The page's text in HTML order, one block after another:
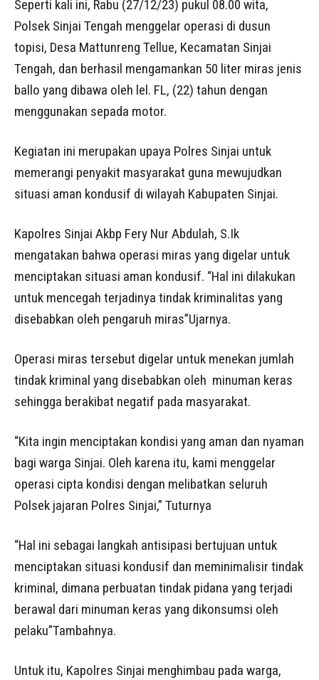
Seperti kali ini, Rabu (27/12/23) pukul 08.00 wita,
Polsek Sinjai Tengah menggelar operasi di dusun
topisi, Desa Mattunreng Tellue, Kecamatan Sinjai
Tengah, dan berhasil mengamankan 50 liter miras jenis
ballo yang dibawa oleh lel. FL, (22) tahun dengan
menggunakan sepada motor.
Kegiatan ini merupakan upaya Polres Sinjai untuk
memerangi penyakit masyarakat guna mewujudkan
situasi aman kondusif di wilayah Kabupaten Sinjai.
Kapolres Sinjai Akbp Fery Nur Abdulah, S.Ik
mengatakan bahwa operasi miras yang digelar untuk
menciptakan situasi aman kondusif. “Hal ini dilakukan
untuk mencegah terjadinya tindak kriminalitas yang
disebabkan oleh pengaruh miras”Ujarnya.
Operasi miras tersebut digelar untuk menekan jumlah
tindak kriminal yang disebabkan oleh minuman keras
sehingga berakibat negatif pada masyarakat.
“Kita ingin menciptakan kondisi yang aman dan nyaman
bagi warga Sinjai. Oleh karena itu, kami menggelar
operasi cipta kondisi dengan melibatkan seluruh
Polsek jajaran Polres Sinjai,” Tuturnya
“Hal ini sebagai langkah antisipasi bertujuan untuk
menciptakan situasi kondusif dan meminimalisir tindak
kriminal, dimana perbuatan tindak pidana yang terjadi
berawal dari minuman keras yang dikonsumsi oleh
pelaku”Tambahnya.
Untuk itu, Kapolres Sinjai menghimbau pada warga,